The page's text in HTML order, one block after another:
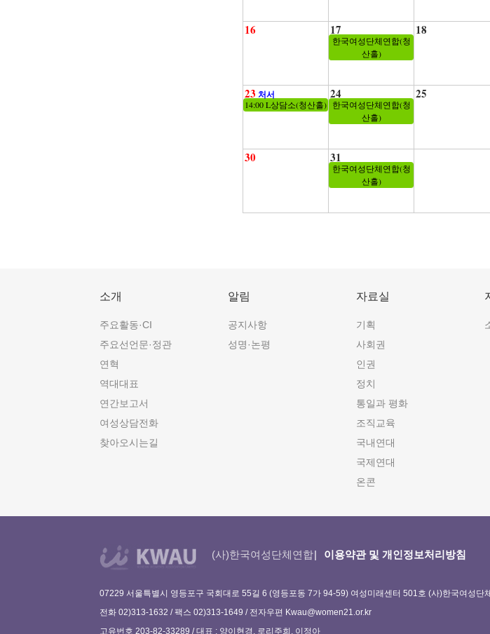
16 17
한국여성단체연합(청
산홀)
18
23 처서
14:00 L상담소(청산홀)
24
한국여성단체연합(청
산홀)
25
30 31
한국여성단체연합(청
산홀)
소개
주요활동·CI
주요선언문·정관
연혁
역대대표
연간보고서
여성상담전화
찾아오시는길
알림
공지사항
성명·논평
자료실
기획
사회권
인권
정치
통일과 평화
조직교육
국내연대
국제연대
온콘
(사)한국여성단체연합 이용약관 및 개인정보처리방침
07229 서울특별시 영등포구 국회대로 55길 6 (영등포동 7가 94-59) 여성미래센터 501호 (사)한국여성단
전화 02)313-1632 / 팩스 02)313-1649 / 전자우편 Kwau@women21.or.kr
고유번호 203-82-33289 / 대표 : 양이현경, 로리주희, 이정아